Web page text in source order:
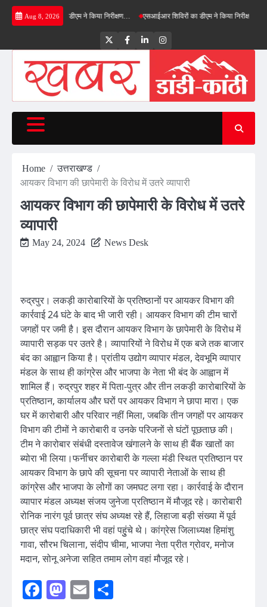
Skip
Aug 8, 2026
बाईपास का डीएम ने किया निरीक्षण… एसआईआर शिविरों का डीएम ने किया निरीक्षण, बोले—कोई
TwitterFacebookLinkedInInstagram
Home
उत्तराखण्ड
आयकर विभाग की छापेमारी के विरोध में उतरे व्यापारी
आयकर विभाग की छापेमारी के विरोध में उतरे
व्यापारी
May 24, 2024 News Desk
रुद्रपुर। लकड़ी कारोबारियों के प्रतिष्ठानों पर आयकर विभाग की
कार्रवाई 24 घंटे के बाद भी जारी रही। आयकर विभाग की टीम चारों
जगहों पर जमी है। इस दौरान आयकर विभाग के छापेमारी के विरोध में
व्यापारी सड़क पर उतरे है। व्यापारियों ने विरोध में एक बजे तक बाजार
बंद का आह्वान किया है। प्रांतीय उद्योग व्यापार मंडल, देवभूमि व्यापार
मंडल के साथ ही कांग्रेस और भाजपा के नेता भी बंद के आह्वान में
शामिल हैं। रुद्रपुर शहर में पिता-पुत्र और तीन लकड़ी कारोबारियों के
प्रतिष्ठान, कार्यालय और घरों पर आयकर विभाग ने छापा मारा। एक
घर में कारोबारी और परिवार नहीं मिला, जबकि तीन जगहों पर आयकर
विभाग की टीमों ने कारोबारी व उनके परिजनों से घंटों पूछताछ की।
टीम ने कारोबार संबंधी दस्तावेज खंगालने के साथ ही बैंक खातों का
ब्योरा भी लिया।फर्नीचर कारोबारी के गल्ला मंडी स्थित प्रतिष्ठान पर
आयकर विभाग के छापे की सूचना पर व्यापारी नेताओं के साथ ही
कांग्रेस और भाजपा के लोेगों का जमघट लगा रहा। कार्रवाई के दौरान
व्यापार मंडल अध्यक्ष संजय जुनेजा प्रतिष्ठान में मौजूद रहे। कारोबारी
रोनिक नारंग पूर्व छात्र संघ अध्यक्ष रहे हैं, लिहाजा बड़ी संख्या में पूर्व
छात्र संघ पदाधिकारी भी वहां पहुुंचे थे। कांग्रेस जिलाध्यक्ष हिमांशु
गावा, सौरभ चिलाना, संदीप चीमा, भाजपा नेता प्रीत ग्रोवर, मनोज
मदान, सोनू अनेजा सहित तमाम लोग वहां मौजूद रहे।
Facebook
Mastodon
Email